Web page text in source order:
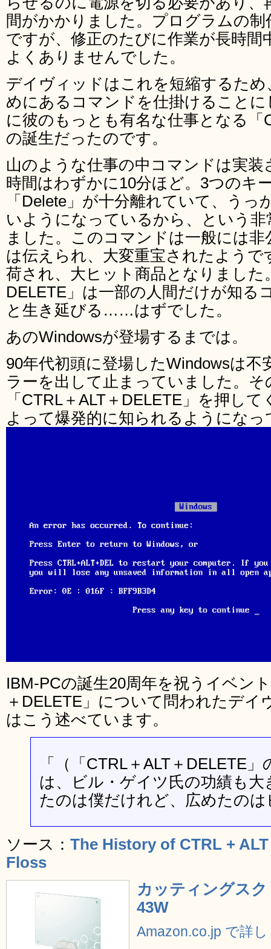
間がかかりました。プログラムの
ですが、修正のたびに作業が長時間
よくありませんでした。
デイヴィッドはこれを短縮するた
めにあるコマンドを仕掛けること
に彼のもっとも有名な仕事となる「
の誕生だったのです。
山のような仕事の中コマンドは実
時間はわずかに10分ほど。3つのキ
「Delete」が十分離れていて、う
いようになっているから、という
ました。このコマンドは一般には
は伝えられ、大変重宝されたようで
荷され、大ヒット商品となりました
DELETE」は一部の人間だけが知る
と生き延びる……はずでした。
あのWindowsが登場するまでは。
90年代初頭に登場したWindowsは
ラーを出して止まっていました。そ
「CTRL＋ALT＋DELETE」を押し
よって爆発的に知られるようにな
IBM-PCの誕生20周年を祝うイベン
＋DELETE」について問われたデイ
はこう述べています。
「（「CTRL＋ALT＋DELETE
は、ビル・ゲイツ氏の功績も大
たのは僕だけれど、広めたの
ソース： The History of CTRL +
Floss
カッティングス
43W
Amazon.co.jp で詳